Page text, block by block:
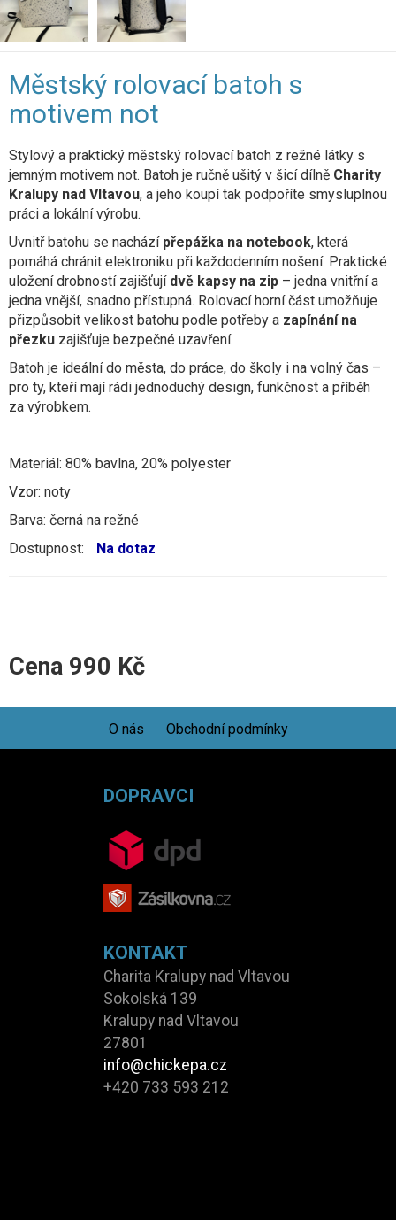
Městský rolovací batoh s
motivem not
Stylový a praktický městský rolovací batoh z režné látky s
jemným motivem not. Batoh je ručně ušitý v šicí dílně Charity
Kralupy nad Vltavou, a jeho koupí tak podpoříte smysluplnou
práci a lokální výrobu.
Uvnitř batohu se nachází přepážka na notebook, která
pomáhá chránit elektroniku při každodenním nošení. Praktické
uložení drobností zajišťují dvě kapsy na zip – jedna vnitřní a
jedna vnější, snadno přístupná. Rolovací horní část umožňuje
přizpůsobit velikost batohu podle potřeby a zapínání na
přezku zajišťuje bezpečné uzavření.
Batoh je ideální do města, do práce, do školy i na volný čas –
pro ty, kteří mají rádi jednoduchý design, funkčnost a příběh
za výrobkem.
Materiál: 80% bavlna, 20% polyester
Vzor: noty
Barva: černá na režné
Dostupnost:
Na dotaz
Cena 990 Kč
O nás Obchodní podmínky
DOPRAVCI
KONTAKT
Charita Kralupy nad Vltavou
Sokolská 139
Kralupy nad Vltavou
27801
info@chickepa.cz
+420 733 593 212